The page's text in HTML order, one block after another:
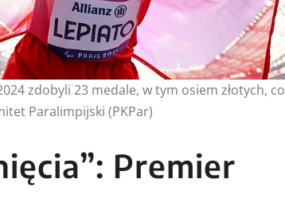
zdobyli 23 medale, w tym osiem złotych, co
Paralimpijski (PKPar)
Premier